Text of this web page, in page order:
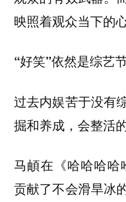
映照着观众当下的
“好笑”依然是综艺
过去内娱苦于没有
掘和养成，会整活
马頔在《哈哈哈
贡献了不会滑旱冰